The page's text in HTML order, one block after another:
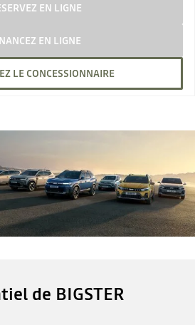
EN LIGNE
EN LIGNE
LE CONCESSIONNAIRE
de BIGSTER